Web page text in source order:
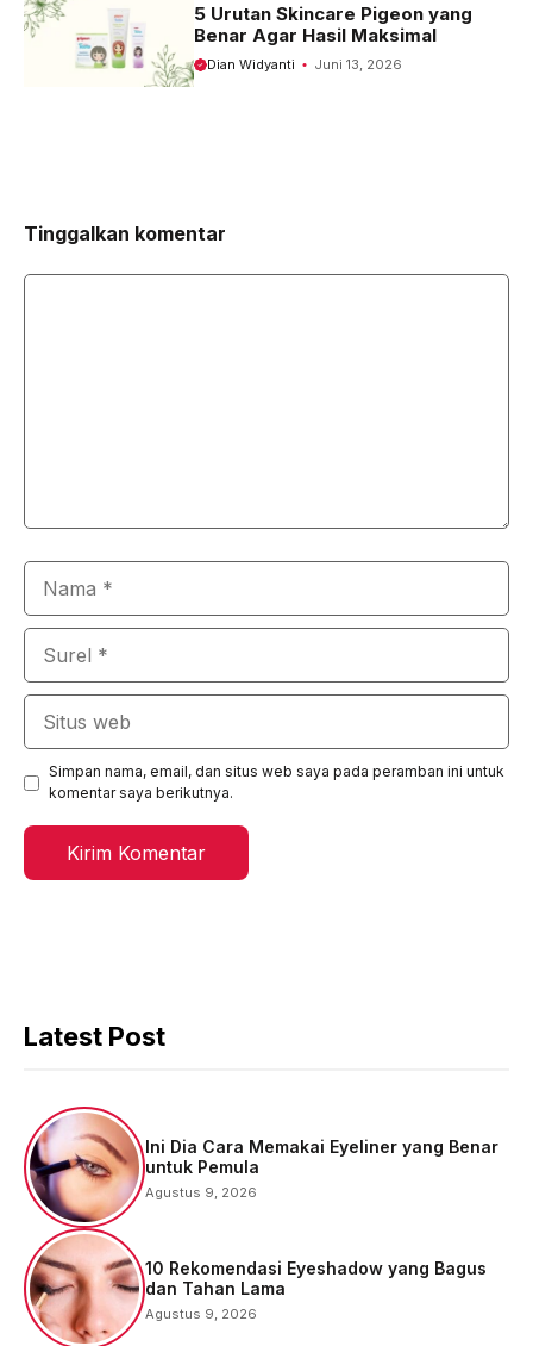
5 Urutan Skincare Pigeon yang
Benar Agar Hasil Maksimal
Dian Widyanti Juni 13, 2026
Tinggalkan komentar
Simpan nama, email, dan situs web saya pada peramban ini untuk
komentar saya berikutnya.
Latest Post
Ini Dia Cara Memakai Eyeliner yang Benar
untuk Pemula
Agustus 9, 2026
10 Rekomendasi Eyeshadow yang Bagus
dan Tahan Lama
Agustus 9, 2026